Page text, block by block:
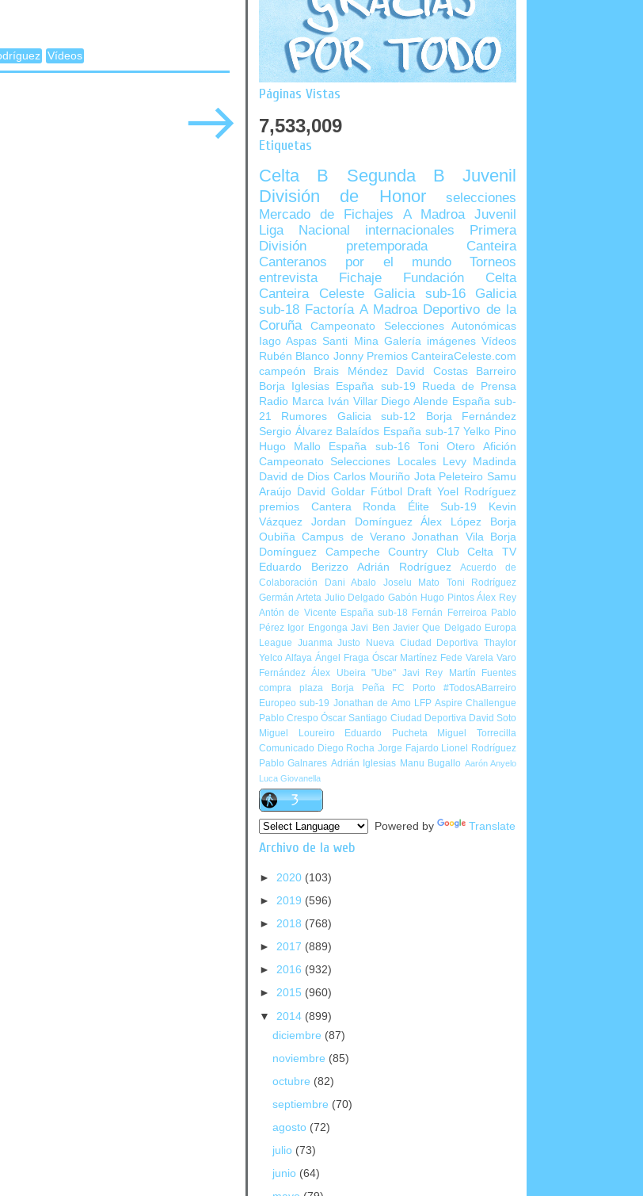
Vídeos
Páginas Vistas
7,533,009
Etiquetas
Celta B Segunda B
Juvenil
División de Honor
selecciones
Mercado de Fichajes
A Madroa
Juvenil
Liga Nacional
internacionales
Primera
División
pretemporada
Canteira
Canteranos por el mundo
Torneos
entrevista
Fichaje
Fundación Celta
Canteira Celeste
Galicia sub-16
Galicia
sub-18 Factoría A Madroa Deportivo de la
Coruña
Campeonato Selecciones Autonómicas
Iago Aspas Santi Mina Galería imágenes Vídeos
Rubén Blanco Jonny Premios CanteiraCeleste.com
campeón
Brais Méndez David Costas
Barreiro
Borja Iglesias
España sub-19
Rueda de Prensa
Radio Marca
Iván Villar Diego Alende España sub-
21
Rumores Galicia sub-12
Borja Fernández
Sergio Álvarez Balaídos España sub-17 Yelko Pino
Hugo Mallo
España sub-16 Toni Otero
Afición
Campeonato Selecciones Locales
Levy Madinda
David de Dios Carlos Mouriño Jota Peleteiro Samu
Araújo David Goldar Fútbol Draft Yoel Rodríguez
premios Cantera
Ronda Élite Sub-19
Kevin
Vázquez
Jordan Domínguez Álex López
Borja
Oubiña Campus de Verano Jonathan Vila
Borja
Domínguez
Campeche Country Club
Celta TV
Eduardo Berizzo
Adrián Rodríguez
Acuerdo de
Colaboración
Dani Abalo Joselu Mato
Toni Rodríguez
Germán Arteta Julio Delgado Gabón Hugo Pintos Álex Rey
Antón de Vicente España sub-18 Fernán Ferreiroa Pablo
Pérez Igor Engonga Javi Ben Javier Que Delgado Europa
League Juanma Justo Nueva Ciudad Deportiva Thaylor
Yelco Alfaya Ángel Fraga Óscar Martínez Fede Varela Varo
Fernández Álex Ubeira "Ube" Javi Rey
Martín Fuentes
compra plaza
Borja Peña FC Porto
#TodosABarreiro
Europeo sub-19 Jonathan de Amo LFP Aspire Challengue
Pablo Crespo Óscar Santiago Ciudad Deportiva David Soto
Miguel Loureiro
Eduardo Pucheta
Miguel Torrecilla
Comunicado Diego Rocha Jorge Fajardo Lionel Rodríguez
Pablo Galnares Adrián Iglesias Manu Bugallo Aarón Anyelo
Luca Giovanella
Powered by Translate
Archivo de la web
► 2020 (103)
► 2019 (596)
► 2018 (768)
► 2017 (889)
► 2016 (932)
► 2015 (960)
▼ 2014 (899)
diciembre (87)
noviembre (85)
octubre (82)
septiembre (70)
agosto (72)
julio (73)
junio (64)